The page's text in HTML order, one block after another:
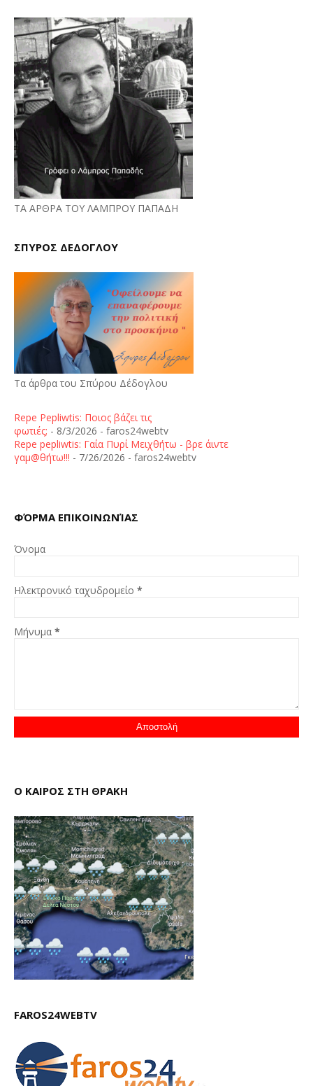
ΤΑ ΑΡΘΡΑ ΤΟΥ ΛΑΜΠΡΟΥ ΠΑΠΑΔΗ
ΣΠΥΡΟΣ ΔΕΔΟΓΛΟΥ
Τα άρθρα του Σπύρου Δέδογλου
Repe Pepliwtis: Ποιος βάζει τις
φωτιές; - 8/3/2026 - faros24webtv
Repe pepliwtis: Γαία Πυρί Μειχθήτω - βρε άιντε
γαμ@θήτω!!! - 7/26/2026 - faros24webtv
ΦΌΡΜΑ ΕΠΙΚΟΙΝΩΝΊΑΣ
Όνομα
Ηλεκτρονικό ταχυδρομείο *
Μήνυμα *
Ο ΚΑΙΡΟΣ ΣΤΗ ΘΡΑΚΗ
FAROS24WEBTV